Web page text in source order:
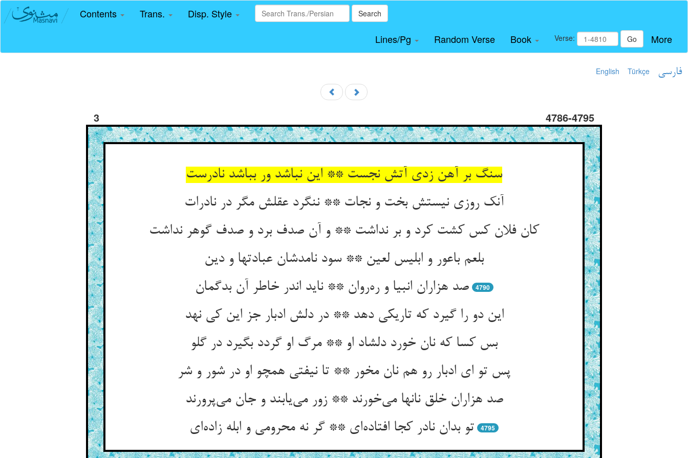
Contents Trans. Disp. Style Search
Lines/Pg Random Verse Book Verse: Go More
English Türkçe فارسی
3 4786-4795
سنگ بر آهن زدی آتش نجست ** این نباشد ور بباشد نادرست
آنک روزی نیستش بخت و نجات ** ننگرد عقلش مگر در نادرات
کان فلان کس کشت کرد و بر نداشت ** و آن صدف برد و صدف گوهر نداشت
بلعم باعور و ابلیس لعین ** سود نامدشان عبادتها و دین
صد هزاران انبیا و ره‌روان ** ناید اندر خاطر آن بدگمان
4790
این دو را گیرد که تاریکی دهد ** در دلش ادبار جز این کی نهد
بس کسا که نان خورد دلشاد او ** مرگ او گردد بگیرد در گلو
پس تو ای ادبار رو هم نان مخور ** تا نیفتی همچو او در شور و شر
صد هزاران خلق نانها می‌خورند ** زور می‌یابند و جان می‌پرورند
تو بدان نادر کجا افتاده‌ای ** گر نه محرومی و ابله زاده‌ای
4795